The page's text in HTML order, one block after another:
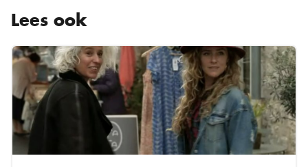
Lees ook